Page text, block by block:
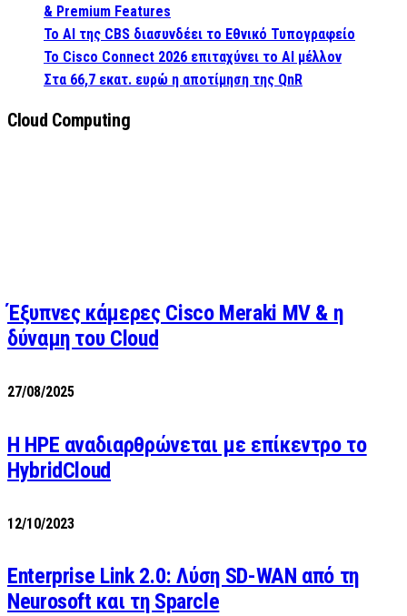
& Premium Features
Το AI της CBS διασυνδέει το Εθνικό Τυπογραφείο
Το Cisco Connect 2026 επιταχύνει το AI μέλλον
Στα 66,7 εκατ. ευρώ η αποτίμηση της QnR
Cloud Computing
Έξυπνες κάμερες Cisco Meraki MV & η
δύναμη του Cloud
27/08/2025
H HPE αναδιαρθρώνεται με επίκεντρο το
HybridCloud
12/10/2023
Enterprise Link 2.0: Λύση SD-WAN από τη
Neurosoft και τη Sparcle